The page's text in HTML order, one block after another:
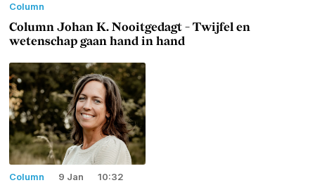
Column
Column Johan K. Nooitgedagt - Twijfel en
wetenschap gaan hand in hand
Column 9 Jan 10:32